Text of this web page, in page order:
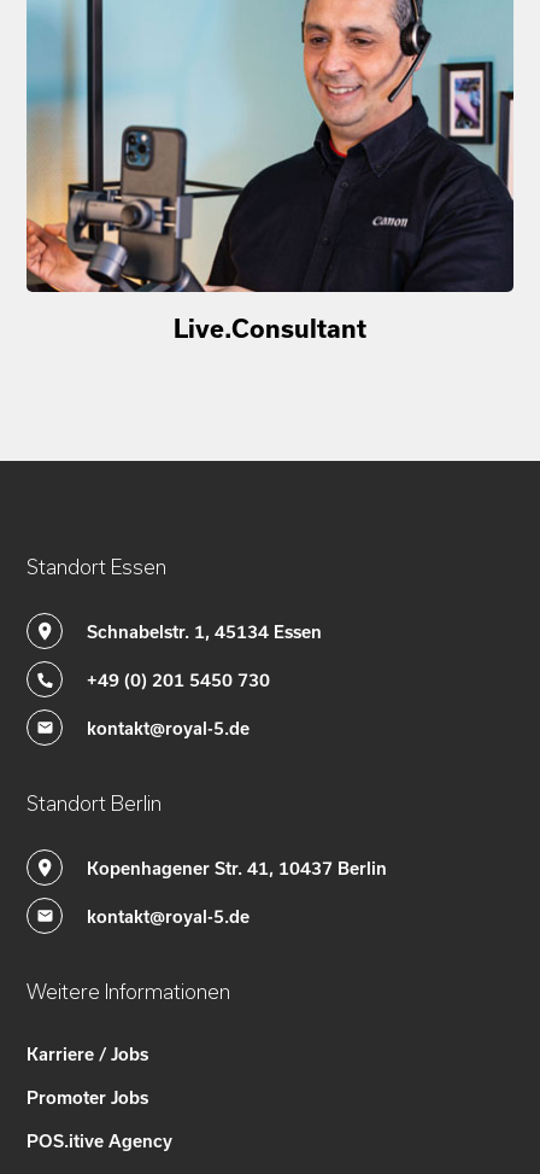
Live.Consultant
Standort Essen
Schnabelstr. 1, 45134 Essen
+49 (0) 201 5450 730
kontakt@royal-5.de
Standort Berlin
Kopenhagener Str. 41, 10437 Berlin
kontakt@royal-5.de
Weitere Informationen
Karriere / Jobs
Promoter Jobs
POS.itive Agency